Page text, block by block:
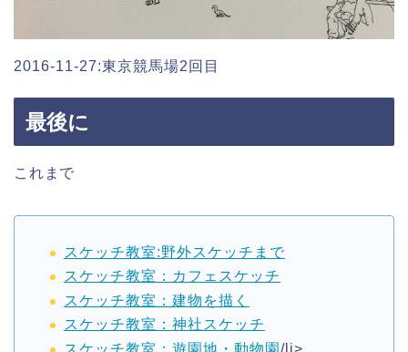
2016-11-27:東京競馬場2回目
最後に
これまで
スケッチ教室:野外スケッチまで
スケッチ教室：カフェスケッチ
スケッチ教室：建物を描く
スケッチ教室：神社スケッチ
スケッチ教室：遊園地・動物園 /li>